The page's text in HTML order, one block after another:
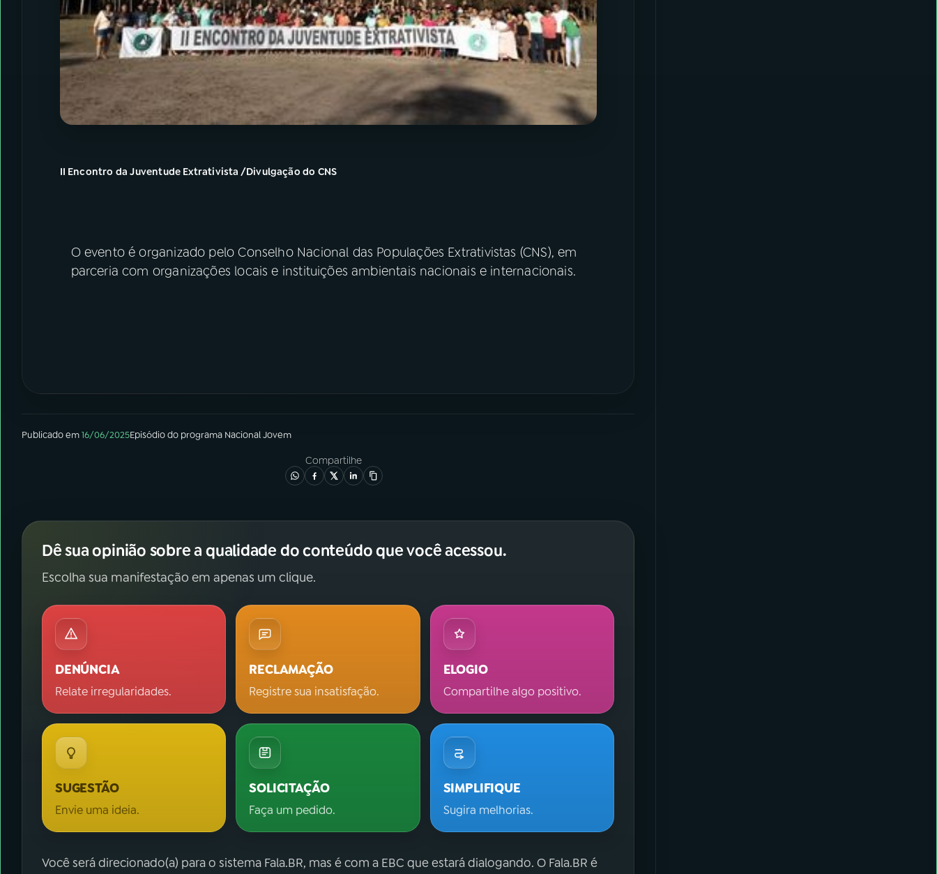
II Encontro da Juventude Extrativista /Divulgação do CNS
O evento é organizado pelo Conselho Nacional das Populações Extrativistas (CNS), em
parceria com organizações locais e instituições ambientais nacionais e internacionais.
Publicado em16/06/2025Episódiodo programa Nacional Jovem
Compartilhe
Dê sua opinião sobre a qualidade do conteúdo que você acessou.
Escolha sua manifestação em apenas um clique.
DENÚNCIA
Relate irregularidades.
RECLAMAÇÃO
Registre sua insatisfação.
ELOGIO
Compartilhe algo positivo.
SUGESTÃO
Envie uma ideia.
SOLICITAÇÃO
Faça um pedido.
SIMPLIFIQUE
Sugira melhorias.
Você será direcionado(a) para o sistema Fala.BR, mas é com a EBC que estará dialogando. O Fala.BR é